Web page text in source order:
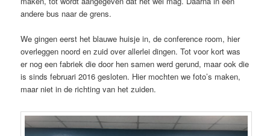
andere bus naar de grens.
We gingen eerst het blauwe huisje in, de conference room, hier
overleggen noord en zuid over allerlei dingen. Tot voor kort was
er nog een fabriek die door hen samen werd gerund, maar ook die
is sinds februari 2016 gesloten. Hier mochten we foto’s maken,
maar niet in de richting van het zuiden.